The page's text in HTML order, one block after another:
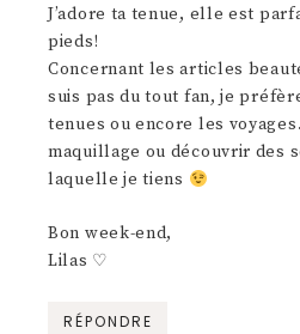
J’adore ta tenue, elle est
pieds!
Concernant les articles
suis pas du tout fan, je
tenues ou encore les
maquillage ou découvrir des
laquelle je tiens
Bon week-end,
Lilas ♡
RÉPONDRE